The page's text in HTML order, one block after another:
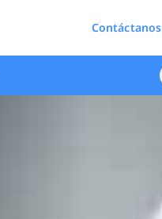
Contáctanos